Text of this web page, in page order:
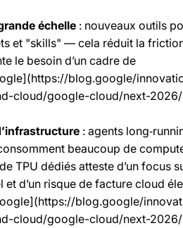
échelle: nouveaux outils
et "skills" — cela réduit la
le besoin d’un cadre de
blog.google/
cloud/google-cloud/next-2026/
: agents
beaucoup de
TPU dédiés atteste d’un focus
et d’un risque de facture cloud
blog.google/
cloud/google-cloud/next-2026/